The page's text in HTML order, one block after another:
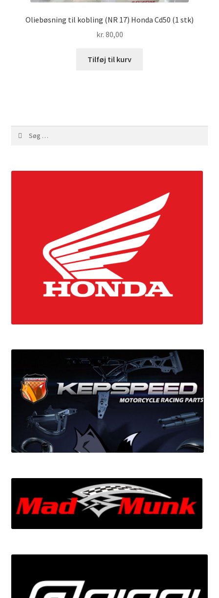
Oliebøsning til kobling (NR 17) Honda Cd50 (1 stk)
kr. 80,00
Tilføj til kurv